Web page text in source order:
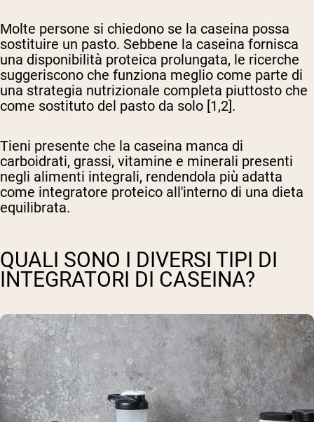
Molte persone si chiedono se la caseina possa
sostituire un pasto. Sebbene la caseina fornisca
una disponibilità proteica prolungata, le ricerche
suggeriscono che funziona meglio come parte di
una strategia nutrizionale completa piuttosto che
come sostituto del pasto da solo [1,2].
Tieni presente che la caseina manca di
carboidrati, grassi, vitamine e minerali presenti
negli alimenti integrali, rendendola più adatta
come integratore proteico all'interno di una dieta
equilibrata.
QUALI SONO I DIVERSI TIPI DI
INTEGRATORI DI CASEINA?